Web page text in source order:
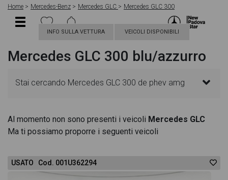
Home Mercedes-Benz Mercedes GLC Mercedes GLC 300
INFO SULLA VETTURA VEICOLI DISPONIBILI
Mercedes GLC 300 blu/azzurro
Stai cercando Mercedes GLC 300 de phev amg
migliori offerte per acquistare un veicolo Mercedes
nuovo. Le schede veicolo sono dettagliate e
Al momento non sono presenti i veicoli Mercedes GLC
Ma ti possiamo proporre i seguenti veicoli
USATO Cod. 001U362294